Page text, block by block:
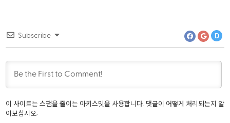
SQL
Word
Subscribe D
이 사이트는 스팸을 줄이는 아키스밋을 사용합니다. 댓글이 어떻게 처리되는지 알
아보십시오